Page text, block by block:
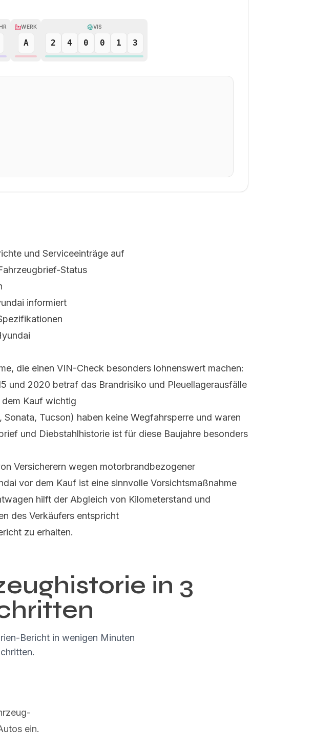
WERK
A
VIS
2 4 0 0 1 3
und Serviceeinträge auf
Status
informiert
die einen VIN-Check besonders lohnenswert machen:
und 2020 betraf das Brandrisiko und Pleuellagerausfälle
Kauf wichtig
Tucson) haben keine Wegfahrsperre und waren
und Diebstahlhistorie ist für diese Baujahre besonders
Versicherern wegen motorbrandbezogener
vor dem Kauf ist eine sinnvolle Vorsichtsmaßnahme
hilft der Abgleich von Kilometerstand und
des Verkäufers entspricht
zu erhalten.
in 3
Bericht in wenigen Minuten
ein.